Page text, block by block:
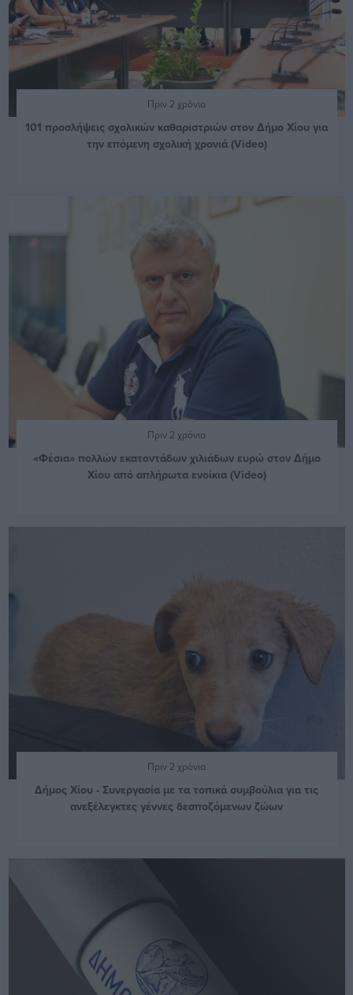
Πριν 2 χρόνια
101 προσλήψεις σχολικών καθαριστριών στον Δήμο Χίου για
την επόμενη σχολική χρονιά (Video)
Πριν 2 χρόνια
«Φέσια» πολλών εκατοντάδων χιλιάδων ευρώ στον Δήμο
Χίου από απλήρωτα ενοίκια (Video)
Πριν 2 χρόνια
Δήμος Χίου - Συνεργασία με τα τοπικά συμβούλια για τις
ανεξέλεγκτες γέννες δεσποζόμενων ζώων